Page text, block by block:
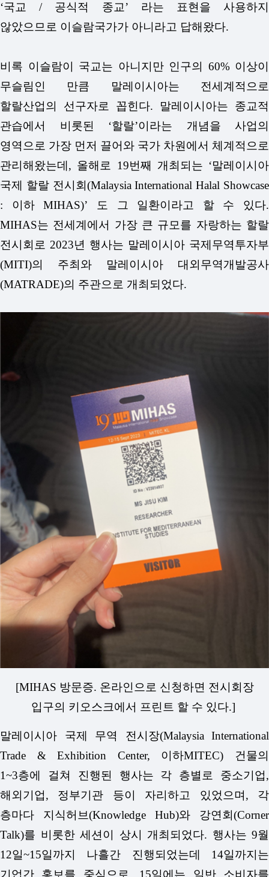
‘국교 / 공식적 종교’ 라는 표현을 사용하지
않았으므로 이슬람국가가 아니라고 답해왔다.
비록 이슬람이 국교는 아니지만 인구의 60% 이상이
무슬림인 만큼 말레이시아는 전세계적으로
할랄산업의 선구자로 꼽힌다. 말레이시아는 종교적
관습에서 비롯된 ‘할랄’이라는 개념을 사업의
영역으로 가장 먼저 끌어와 국가 차원에서 체계적으로
관리해왔는데, 올해로 19번째 개최되는 ‘말레이시아
국제 할랄 전시회(Malaysia International Halal Showcase
: 이하 MIHAS)’ 도 그 일환이라고 할 수 있다.
MIHAS는 전세계에서 가장 큰 규모를 자랑하는 할랄
전시회로 2023년 행사는 말레이시아 국제무역투자부
(MITI)의 주최와 말레이시아 대외무역개발공사
(MATRADE)의 주관으로 개최되었다.
[MIHAS 방문증. 온라인으로 신청하면 전시회장
입구의 키오스크에서 프린트 할 수 있다.]
말레이시아 국제 무역 전시장(Malaysia International
Trade & Exhibition Center, 이하MITEC) 건물의
1~3층에 걸쳐 진행된 행사는 각 층별로 중소기업,
해외기업, 정부기관 등이 자리하고 있었으며, 각
층마다 지식허브(Knowledge Hub)와 강연회(Corner
Talk)를 비롯한 세션이 상시 개최되었다. 행사는 9월
12일~15일까지 나흘간 진행되었는데 14일까지는
기업간 홍보를 중심으로, 15일에는 일반 소비자를